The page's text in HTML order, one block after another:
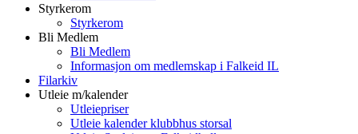
Styrkerom
Styrkerom
Bli Medlem
Bli Medlem
Informasjon om medlemskap i Falkeid IL
Filarkiv
Utleie m/kalender
Utleiepriser
Utleie kalender klubbhus storsal